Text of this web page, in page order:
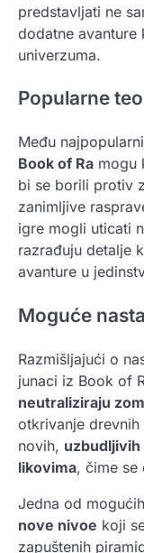
predstavljati ne
dodatne avanture
univerzuma.
Popularne
Među
Book of Ra mogu
bi se borili protiv
zanimljive
igre mogli uticati
razrađuju detalje
avanture u
Moguće
Razmišljajući o
junaci iz Book of
neutraliziraju
otkrivanje
novih, uzbudljivih
likovima, čime se
Jedna od
nove nivoe koji
zapuštenih